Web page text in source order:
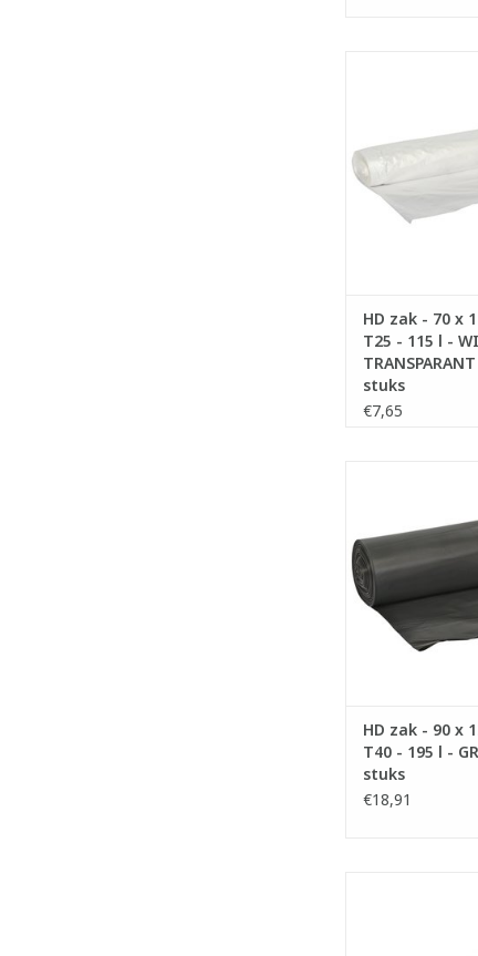
courante
- Gemaakt
- Ideaal voor
- Voldoet aan
HD zak - 70 x
T25 - 115 l -
stuks
€7,65
- Gemaakt
- Ideaal voor
- Voldoet aan
TOEVOEGEN AAN
HD zak - 90 x
T40 - 195 l -
stuks
€18,91